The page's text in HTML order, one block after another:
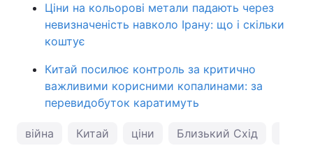
Ціни на кольорові метали падають через
невизначеність навколо Ірану: що і скільки
коштує
Китай посилює контроль за критично
важливими корисними копалинами: за
перевидобуток каратимуть
війна Китай ціни Близький Схід